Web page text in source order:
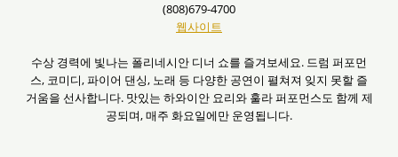
(808)679-4700
웹사이트
수상 경력에 빛나는 폴리네시안 디너 쇼를 즐겨보세요. 드럼 퍼포먼
스, 코미디, 파이어 댄싱, 노래 등 다양한 공연이 펼쳐져 잊지 못할 즐
거움을 선사합니다. 맛있는 하와이안 요리와 훌라 퍼포먼스도 함께 제
공되며, 매주 화요일에만 운영됩니다.